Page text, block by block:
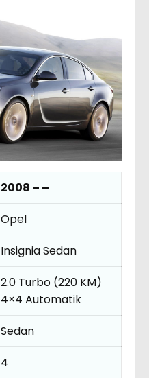
2008 – –
Opel
Insignia Sedan
2.0 Turbo (220 KM)
4×4 Automatik
Sedan
4